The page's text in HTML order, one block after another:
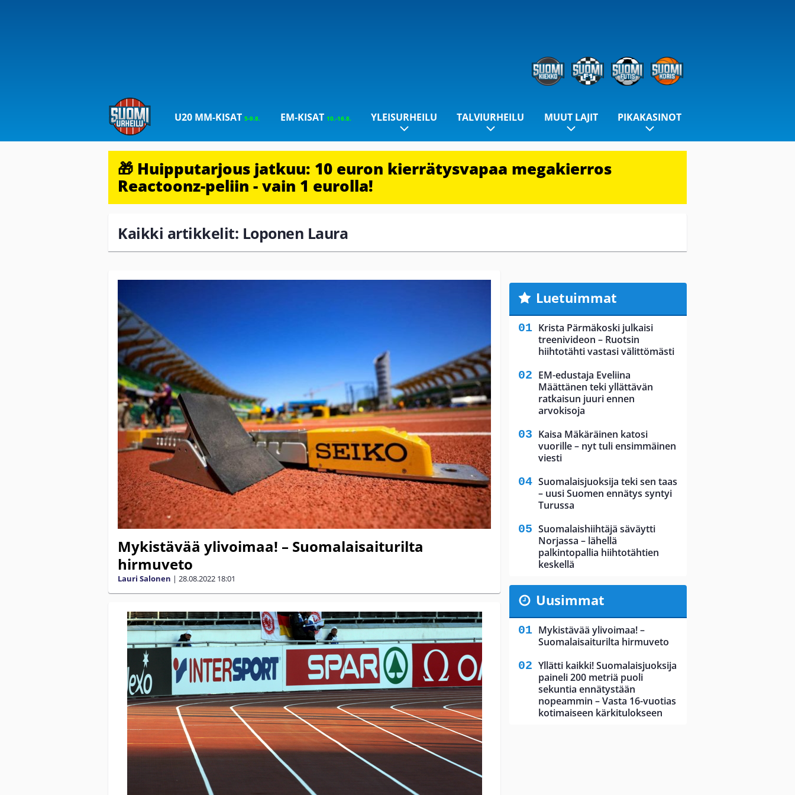
U20 MM-KISAT5-9.8. EM-KISAT 10.-16.8. YLEISURHEILU TALVIURHEILU MUUT LAJIT PIKAKASINOT
🎁 Huipputarjous jatkuu: 10 euron kierrätysvapaa megakierros
Reactoonz-peliin - vain 1 eurolla!
Kaikki artikkelit: Loponen Laura
Mykistävää ylivoimaa! – Suomalaisaiturilta
hirmuveto
Lauri Salonen | 28.08.2022 18:01
Luetuimmat
Krista Pärmäkoski julkaisi
treenivideon – Ruotsin
hiihtotähti vastasi välittömästi
EM-edustaja Eveliina
Määttänen teki yllättävän
ratkaisun juuri ennen
arvokisoja
Kaisa Mäkäräinen katosi
vuorille – nyt tuli ensimmäinen
viesti
Suomalaisjuoksija teki sen taas
– uusi Suomen ennätys syntyi
Turussa
Suomalaishiihtäjä säväytti
Norjassa – lähellä
palkintopallia hiihtotähtien
keskellä
Uusimmat
Mykistävää ylivoimaa! –
Suomalaisaiturilta hirmuveto
Yllätti kaikki! Suomalaisjuoksija
paineli 200 metriä puoli
sekuntia ennätystään
nopeammin – Vasta 16-vuotias
kotimaiseen kärkitulokseen